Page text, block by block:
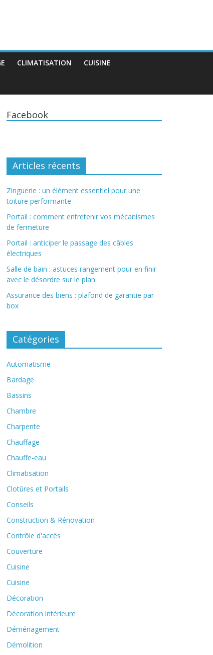
CLIMATISATION CUISINE
Facebook
Articles récents
Zinguerie : un élément essentiel pour une
toiture performante
Portail : comment entretenir vos mécanismes
de fermeture
Portail : anticiper le passage des câbles
électriques
Salle de bain : astuces rangement pour en finir
avec le désordre sur le plan
Assurance des biens : plafond de garantie par
box
Catégories
Automatisme
Bardage
Bassins
Chambre
Charpente
Chauffage
Chauffe-eau
Climatisation
Clotûres et Portails
Conseils
Construction & Rénovation
Contrôle d'accès
Couverture
Cuisine
Cuisine
Décoration
Décoration intérieure
Déménagement
Démolition